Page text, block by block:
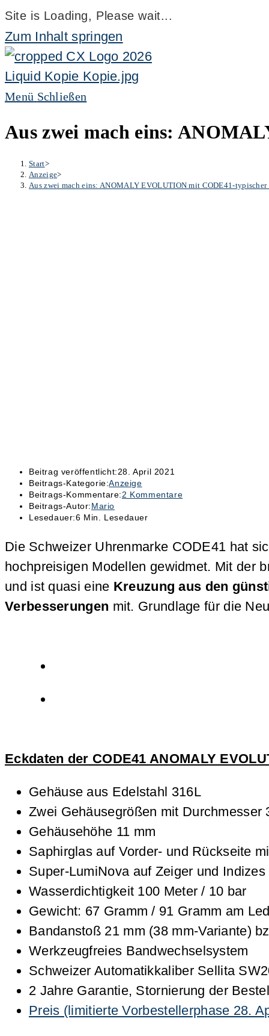
Site is Loading, Please wait...
Zum Inhalt springen
Menü Schließen
Aus zwei mach eins:
Start>
Anzeige>
Aus zwei mach eins: ANOMALY EVOLUTION mit CODE41-
Beitrag veröffentlicht:28. April 2021
Beitrags-Kategorie:Anzeige
Beitrags-Kommentare:2 Kommentare
Beitrags-Autor:Mario
Lesedauer:6 Min. Lesedauer
Die Schweizer Uhrenmarke CODE41 hat
hochpreisigen Modellen gewidmet. Mit der
und ist quasi eine Kreuzung aus den
Verbesserungen mit. Grundlage für die
Eckdaten der CODE41 ANOMALY
Gehäuse aus Edelstahl 316L
Zwei Gehäusegrößen mit Durchmesser
Gehäusehöhe 11 mm
Saphirglas auf Vorder- und Rückseite
Super-LumiNova auf Zeiger und Indizes
Wasserdichtigkeit 100 Meter / 10 bar
Gewicht: 67 Gramm / 91 Gramm am
Bandanstoß 21 mm (38 mm-Variante)
Werkzeugfreies Bandwechselsystem
Schweizer Automatikkaliber Sellita
2 Jahre Garantie, Stornierung der
Preis (limitierte Vorbestellerphase 28.